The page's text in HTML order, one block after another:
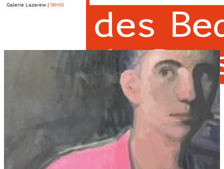
Galerie Lazarew
18h00
Paris IIIème,